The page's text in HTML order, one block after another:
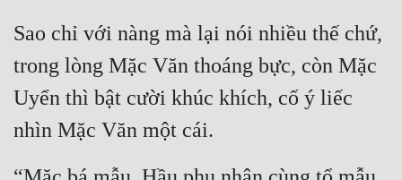
Tính Cách Nhân Vật :
Cơ Trí
Sát Phạt Quyết Đoán
Sao chỉ với nàng mà lại nói nhiều thế chứ,
trong lòng Mặc Văn thoáng bực, còn Mặc
Uyển thì bật cười khúc khích, cố ý liếc
nhìn Mặc Văn một cái.